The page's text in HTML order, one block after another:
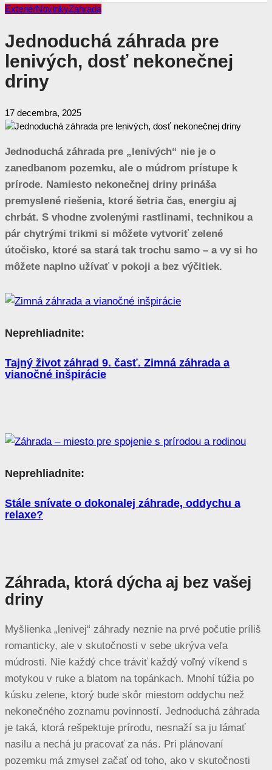
ExteriérNovinkyZáhrada
Jednoduchá záhrada pre
lenivých, dosť nekonečnej
driny
17 decembra, 2025
Jednoduchá záhrada pre „lenivých“ nie je o
zanedbanom pozemku, ale o múdrom prístupe k
prírode. Namiesto nekonečnej driny prináša
premyslené riešenia, ktoré šetria čas, energiu aj
chrbát. S vhodne zvolenými rastlinami, technikou a
pár chytrými trikmi si môžete vytvoriť zelené
útočisko, ktoré sa stará tak trochu samo – a vy si ho
môžete naplno užívať v pokoji a bez výčitiek.
Neprehliadnite:
Tajný život záhrad 9. časť. Zimná záhrada a
vianočné inšpirácie
Neprehliadnite:
Stále snívate o dokonalej záhrade, oddychu a
relaxe?
Záhrada, ktorá dýcha aj bez vašej
driny
Myšlienka „lenivej“ záhrady neznie na prvé počutie príliš
romanticky, ale v skutočnosti v sebe ukrýva veľa
múdrosti. Nie každý chce tráviť každý voľný víkend s
motykou v ruke a blatom na topánkach. Mnohí túžia po
kúsku zelene, ktorý bude skôr miestom oddychu než
nekonečného zoznamu povinností. Jednoduchá záhrada
je taká, ktorá rešpektuje prírodu, nesnaží sa ju lámať
nasilu a nechá ju pracovať za nás. Pri plánovaní
pozemku má zmysel začať od toho, ako v skutočnosti